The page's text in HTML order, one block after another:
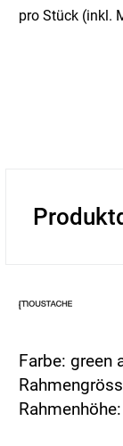
pro Stück (inkl.
Farbe: green